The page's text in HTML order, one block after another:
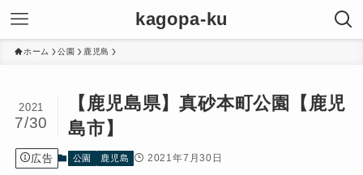
kagopa-ku
ホーム 公園 鹿児島
【鹿児島県】真砂本町公園【鹿児
島市】
2021
7/30
広告 公園 鹿児島 2021年7月30日